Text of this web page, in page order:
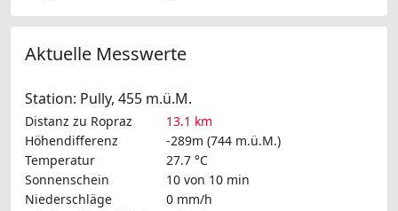
Aktuelle Messwerte
Station: Pully, 455 m.ü.M.
Distanz zu Ropraz
13.1 km
Höhendifferenz
-289m (744 m.ü.M.)
Temperatur
27.7 °C
Sonnenschein
10 von 10 min
Niederschläge
0 mm/h